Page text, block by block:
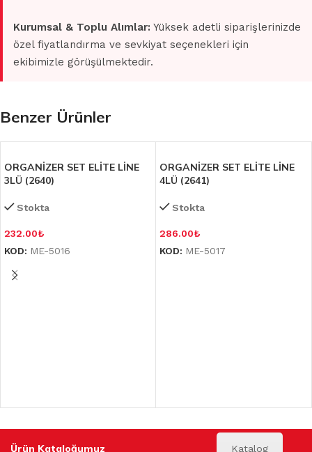
Kurumsal & Toplu Alımlar: Yüksek adetli siparişlerinizde
özel fiyatlandırma ve sevkiyat seçenekleri için
ekibimizle görüşülmektedir.
Benzer Ürünler
ORGANİZER SET ELİTE LİNE
3LÜ (2640)
Stokta
232.00₺
KOD: ME-5016
ORGANİZER SET ELİTE LİNE
4LÜ (2641)
Stokta
286.00₺
KOD: ME-5017
Ürün Kataloğumuz Katalog